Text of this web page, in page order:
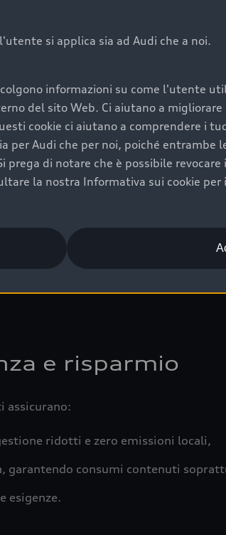
la tua prossima
oltre al prezzo e all'aspetto,
del veicolo e a una maggiore
certifica una manutenzione
evidenzia cura e attenzione del
in ottimo stato garantiscono
l’usato garantito tramite Audi
fino a 4 anni per una maggiore
e risparmio
assicurano:
ridotti e zero emissioni locali,
garantendo consumi contenuti
esigenze.
si applica sia ad Audi che a noi.
informazioni su come l'utente
del sito Web. Ci aiutano a
cookie ci aiutano a comprendere i
Audi che per noi, poiché entrambe
di notare che è possibile
la nostra Informativa sui cookie per